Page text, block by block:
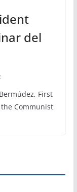
del
First
Communist